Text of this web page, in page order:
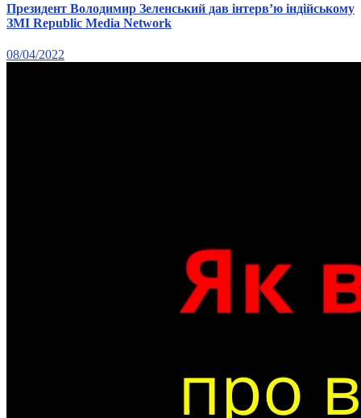
Президент Володимир Зеленський дав інтерв’ю індійському
ЗМІ Republic Media Network
08/04/2022